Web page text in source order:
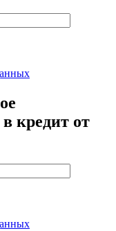
кредит от